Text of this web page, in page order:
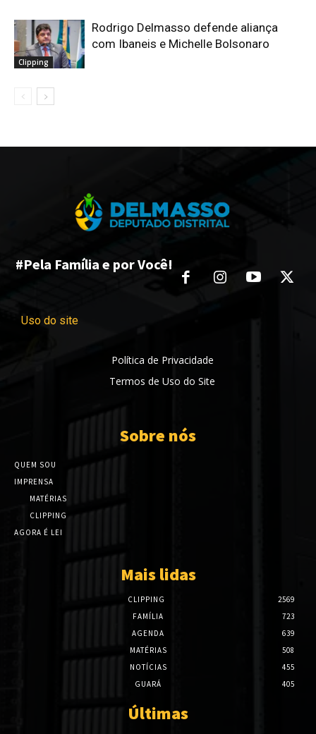
Clipping
Rodrigo Delmasso defende aliança
com Ibaneis e Michelle Bolsonaro
#Pela Família e por Você!
Uso do site
Política de Privacidade
Termos de Uso do Site
Sobre nós
QUEM SOU
IMPRENSA
MATÉRIAS
CLIPPING
AGORA É LEI
Mais lidas
CLIPPING
2569
FAMÍLIA
723
AGENDA
639
MATÉRIAS
508
NOTÍCIAS
455
GUARÁ
405
Últimas